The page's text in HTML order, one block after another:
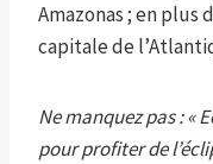
Amazonas ; en plus
capitale de
Ne manquez pas : «
pour profiter de